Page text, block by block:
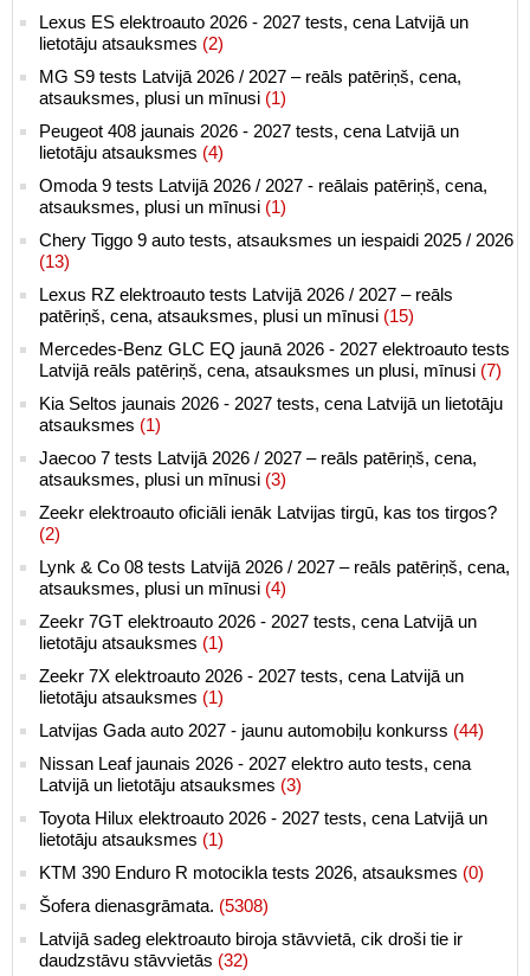
Lexus ES elektroauto 2026 - 2027 tests, cena Latvijā un
lietotāju atsauksmes (2)
MG S9 tests Latvijā 2026 / 2027 – reāls patēriņš, cena,
atsauksmes, plusi un mīnusi (1)
Peugeot 408 jaunais 2026 - 2027 tests, cena Latvijā un
lietotāju atsauksmes (4)
Omoda 9 tests Latvijā 2026 / 2027 - reālais patēriņš, cena,
atsauksmes, plusi un mīnusi (1)
Chery Tiggo 9 auto tests, atsauksmes un iespaidi 2025 / 2026
(13)
Lexus RZ elektroauto tests Latvijā 2026 / 2027 – reāls
patēriņš, cena, atsauksmes, plusi un mīnusi (15)
Mercedes-Benz GLC EQ jaunā 2026 - 2027 elektroauto tests
Latvijā reāls patēriņš, cena, atsauksmes un plusi, mīnusi (7)
Kia Seltos jaunais 2026 - 2027 tests, cena Latvijā un lietotāju
atsauksmes (1)
Jaecoo 7 tests Latvijā 2026 / 2027 – reāls patēriņš, cena,
atsauksmes, plusi un mīnusi (3)
Zeekr elektroauto oficiāli ienāk Latvijas tirgū, kas tos tirgos?
(2)
Lynk & Co 08 tests Latvijā 2026 / 2027 – reāls patēriņš, cena,
atsauksmes, plusi un mīnusi (4)
Zeekr 7GT elektroauto 2026 - 2027 tests, cena Latvijā un
lietotāju atsauksmes (1)
Zeekr 7X elektroauto 2026 - 2027 tests, cena Latvijā un
lietotāju atsauksmes (1)
Latvijas Gada auto 2027 - jaunu automobiļu konkurss (44)
Nissan Leaf jaunais 2026 - 2027 elektro auto tests, cena
Latvijā un lietotāju atsauksmes (3)
Toyota Hilux elektroauto 2026 - 2027 tests, cena Latvijā un
lietotāju atsauksmes (1)
KTM 390 Enduro R motocikla tests 2026, atsauksmes (0)
Šofera dienasgrāmata. (5308)
Latvijā sadeg elektroauto biroja stāvvietā, cik droši tie ir
daudzstāvu stāvvietās (32)